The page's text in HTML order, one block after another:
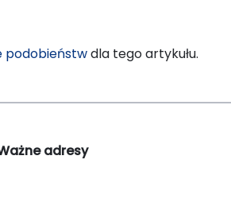
podobieństwdla tego artykułu.
adresy